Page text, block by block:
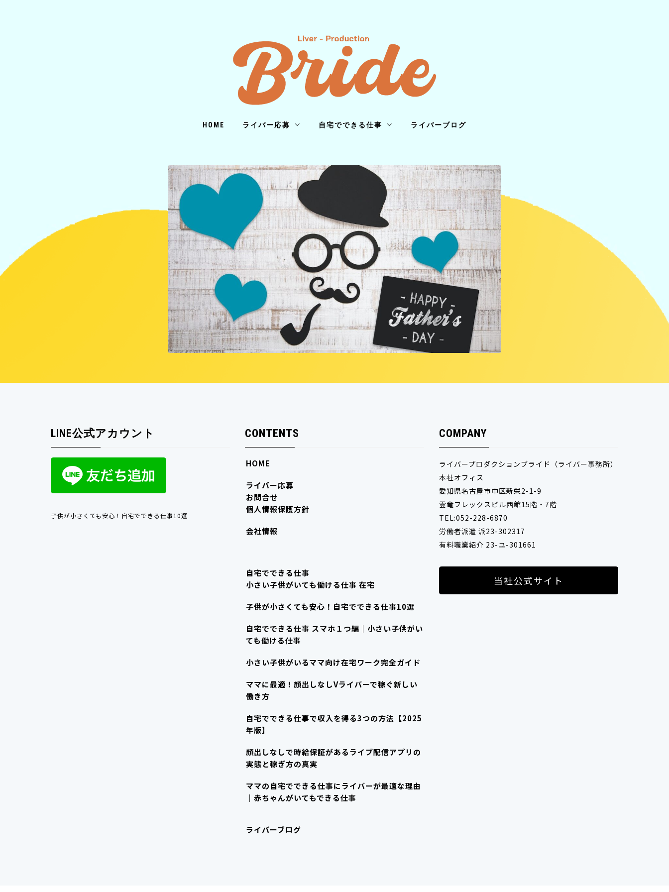
ブラ
ブラ
バー所
有利
HOME ライバー応募 自宅でできる仕事 ライバーブログ
LINE公式アカウント
子供が小さくても安心！自宅でできる仕事10選
CONTENTS
HOME
ライバー応募
お問合せ
個人情報保護方針
会社情報
自宅でできる仕事
小さい子供がいても働ける仕事 在宅
子供が小さくても安心！自宅でできる仕事10選
自宅でできる仕事 スマホ１つ編｜小さい子供がい
ても働ける仕事
小さい子供がいるママ向け在宅ワーク完全ガイド
ママに最適！顔出しなしVライバーで稼ぐ新しい
働き方
自宅でできる仕事で収入を得る3つの方法【2025
年版】
顔出しなしで時給保証があるライブ配信アプリの
実態と稼ぎ方の真実
ママの自宅でできる仕事にライバーが最適な理由
｜赤ちゃんがいてもできる仕事
ライバーブログ
COMPANY
ライバープロダクションブライド（ライバー事務所）
本社オフィス
愛知県名古屋市中区新栄2-1-9
雲竜フレックスビル西館15階・7階
TEL:052-228-6870
労働者派遣 派23-302317
有料職業紹介 23-ユ-301661
当社公式サイト